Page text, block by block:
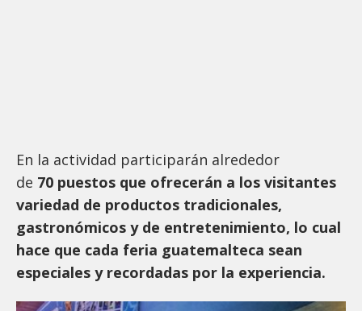
En la actividad participarán alrededor
de 70 puestos que ofrecerán a los visitantes
variedad de productos tradicionales,
gastronómicos y de entretenimiento, lo cual
hace que cada feria guatemalteca sean
especiales y recordadas por la experiencia.